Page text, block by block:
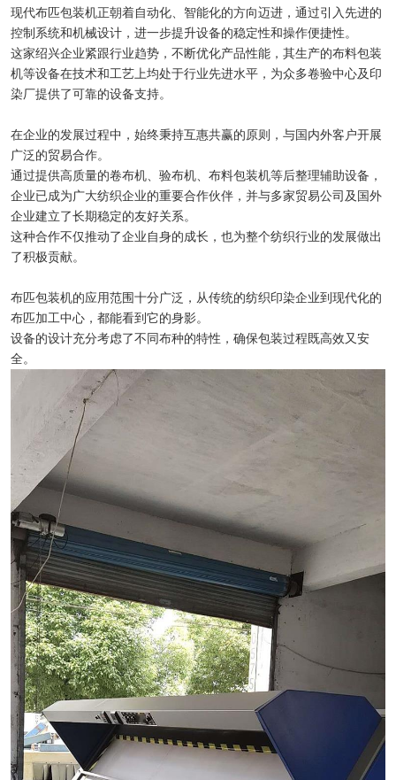
现代布匹包装机正朝着自动化、智能化的方向迈进，通过引入先进的
控制系统和机械设计，进一步提升设备的稳定性和操作便捷性。
这家绍兴企业紧跟行业趋势，不断优化产品性能，其生产的布料包装
机等设备在技术和工艺上均处于行业先进水平，为众多卷验中心及印
染厂提供了可靠的设备支持。
在企业的发展过程中，始终秉持互惠共赢的原则，与国内外客户开展
广泛的贸易合作。
通过提供高质量的卷布机、验布机、布料包装机等后整理辅助设备，
企业已成为广大纺织企业的重要合作伙伴，并与多家贸易公司及国外
企业建立了长期稳定的友好关系。
这种合作不仅推动了企业自身的成长，也为整个纺织行业的发展做出
了积极贡献。
布匹包装机的应用范围十分广泛，从传统的纺织印染企业到现代化的
布匹加工中心，都能看到它的身影。
设备的设计充分考虑了不同布种的特性，确保包装过程既高效又安
全。